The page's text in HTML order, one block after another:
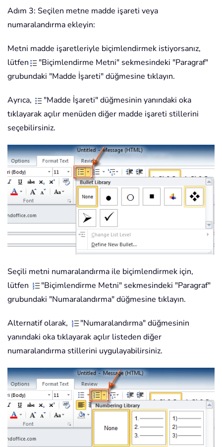
Adım 3: Seçilen metne madde işareti veya
numaralandırma ekleyin:
Metni madde işaretleriyle biçimlendirmek istiyorsanız,
lütfen
"Biçimlendirme Metni" sekmesindeki "Paragraf"
grubundaki "Madde İşareti" düğmesine tıklayın.
Ayrıca,
"Madde İşareti" düğmesinin yanındaki oka
tıklayarak açılır menüden diğer madde işareti stillerini
seçebilirsiniz.
Seçili metni numaralandırma ile biçimlendirmek için,
lütfen
"Biçimlendirme Metni" sekmesindeki "Paragraf"
grubundaki "Numaralandırma" düğmesine tıklayın.
Alternatif olarak,
"Numaralandırma" düğmesinin
yanındaki oka tıklayarak açılır listeden diğer
numaralandırma stillerini uygulayabilirsiniz.